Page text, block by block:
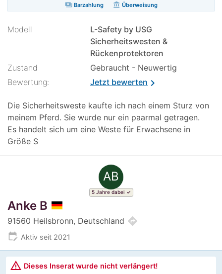
paymentsBarzahlung account_balance Überweisung
Modell
L-Safety by USG
Sicherheitswesten &
Rückenprotektoren
Zustand
Gebraucht - Neuwertig
Bewertung:
Jetzt bewertenchevron_right
Die Sicherheitsweste kaufte ich nach einem Sturz von
meinem Pferd. Sie wurde nur ein paarmal getragen.
Es handelt sich um eine Weste für Erwachsene in
Größe S
AB
5 Jahre dabei
Anke B
91560 Heilsbronn, Deutschland directions
edit_calendar Aktiv seit 2021
warning_amber Dieses Inserat wurde nicht verlängert!